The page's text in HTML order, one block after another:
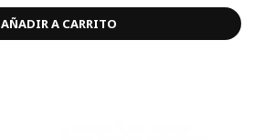
AÑADIR A CARRITO